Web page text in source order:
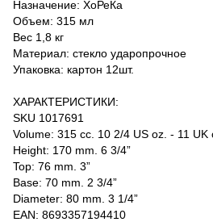
Назначение: ХоРеКа
Объем: 315 мл
Вес 1,8 кг
Материал: стекло ударопрочное
Упаковка: картон 12шт.
ХАРАКТЕРИСТИКИ:
SKU 1017691
Volume: 315 cc. 10 2/4 US oz. - 11 UK
Height: 170 mm. 6 3/4”
Top: 76 mm. 3”
Base: 70 mm. 2 3/4”
Diameter: 80 mm. 3 1/4”
EAN: 8693357194410